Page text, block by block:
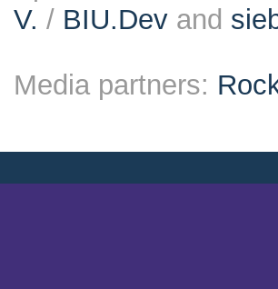
V. / BIU.Dev and
Media partners: